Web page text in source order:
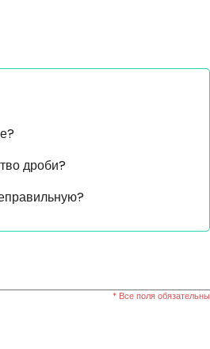
дроби?
* Все поля обязательны